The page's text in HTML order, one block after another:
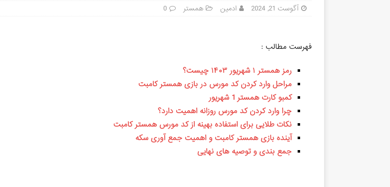
آگوست 21, 2024 ادمین همستر 0
فهرست مطالب :
رمز همستر ۱ شهریور ۱۴۰۳ چیست؟
مراحل وارد کردن کد مورس در بازی همستر کامبت
کمبو کارت همستر 1 شهریور
چرا وارد کردن کد مورس روزانه اهمیت دارد؟
نکات طلایی برای استفاده بهینه از کد مورس همستر کامبت
آینده بازی همستر کامبت و اهمیت جمع آوری سکه
جمع بندی و توصیه های نهایی